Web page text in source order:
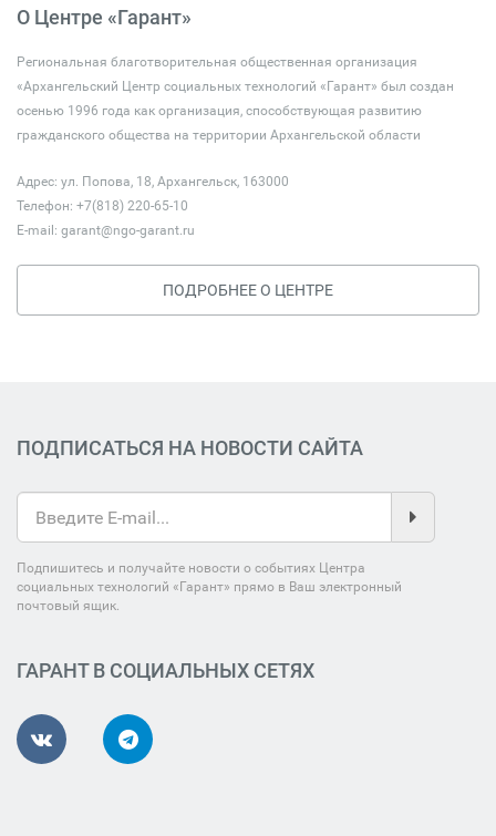
О Центре «Гарант»
Региональная благотворительная общественная организация
«Архангельский Центр социальных технологий «Гарант» был создан
осенью 1996 года как организация, способствующая развитию
гражданского общества на территории Архангельской области
Адрес: ул. Попова, 18, Архангельск, 163000
Телефон: +7(818) 220-65-10
E-mail: garant@ngo-garant.ru
ПОДРОБНЕЕ О ЦЕНТРЕ
ПОДПИСАТЬСЯ НА НОВОСТИ САЙТА
Подпишитесь и получайте новости о событиях Центра
социальных технологий «Гарант» прямо в Ваш электронный
почтовый ящик.
ГАРАНТ В СОЦИАЛЬНЫХ СЕТЯХ